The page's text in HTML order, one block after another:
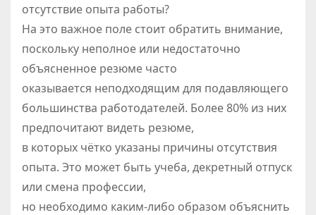
отсутствие опыта работы?
На это важное поле стоит обратить внимание,
поскольку неполное или недостаточно
объясненное резюме часто
оказывается неподходящим для подавляющего
большинства работодателей. Более 80% из них
предпочитают видеть резюме,
в которых чётко указаны причины отсутствия
опыта. Это может быть учеба, декретный отпуск
или смена профессии,
но необходимо каким-либо образом объяснить